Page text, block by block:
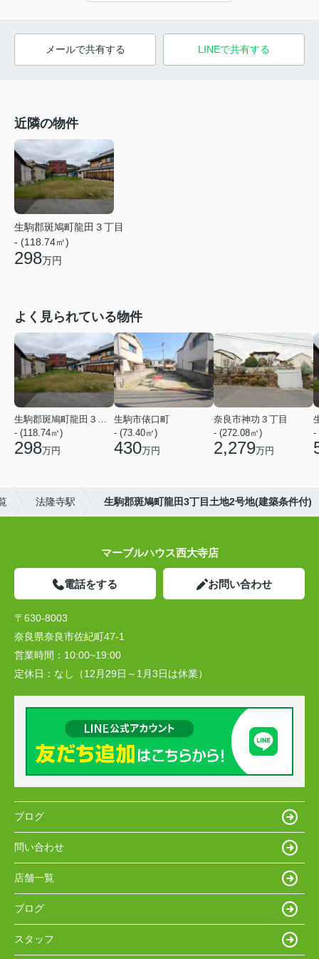
メールで共有する LINEで共有する
近隣の物件
生駒郡斑鳩町龍田３丁目
- (118.74㎡)
298万円
よく見られている物件
生駒郡斑鳩町龍田３丁目
- (118.74㎡)
298万円
生駒市俵口町
- (73.40㎡)
430万円
奈良市神功３丁目
- (272.08㎡)
2,279万円
-
法隆寺駅 生駒郡斑鳩町龍田3丁目土地2号地(建築条件付)
マーブルハウス西大寺店
電話をする お問い合わせ
〒630-8003
奈良県奈良市佐紀町47-1
営業時間： 10:00~19:00
定休日： なし（12月29日～1月3日は休業）
ブログ
問い合わせ
店舗一覧
ブログ
スタッフ